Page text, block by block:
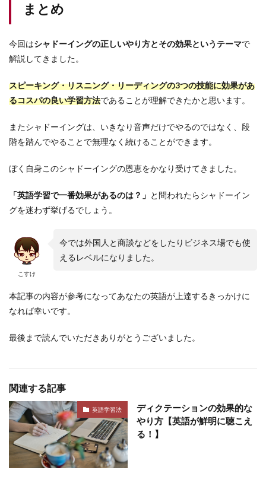
まとめ
今回はシャドーイングの正しいやり方とその効果というテーマで
解説してきました。
スピーキング・リスニング・リーディングの3つの技能に効果があ
るコスパの良い学習方法であることが理解できたかと思います。
またシャドーイングは、いきなり音声だけでやるのではなく、段
階を踏んでやることで無理なく続けることができます。
ぼく自身このシャドーイングの恩恵をかなり受けてきました。
「英語学習で一番効果があるのは？」 と問われたらシャドーイン
グを迷わず挙げるでしょう。
こすけ
今では外国人と商談などをしたりビジネス場でも使
えるレベルになりました。
本記事の内容が参考になってあなたの英語が上達するきっかけに
なれば幸いです。
最後まで読んでいただきありがとうございました。
関連する記事
英語学習法
ディクテーションの効果的な
やり方【英語が鮮明に聴こえ
る！】